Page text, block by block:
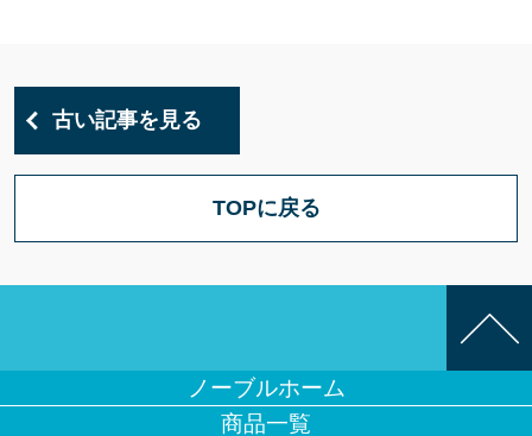
古い記事を見る
TOPに戻る
ノーブルホーム
商品一覧